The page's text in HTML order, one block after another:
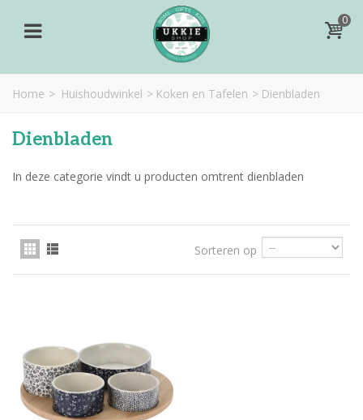
0
Home > Huishoudwinkel > Koken en Tafelen > Dienbladen
Dienbladen
In deze categorie vindt u producten omtrent dienbladen
Sorteren op